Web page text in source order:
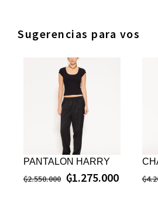
Sugerencias para vos
PANTALON HARRY
₲2.550.000 ₲1.275.000 ₲